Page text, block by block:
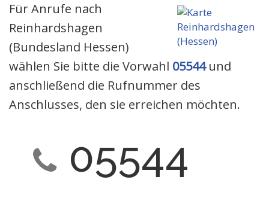
Für Anrufe nach
Reinhardshagen
(Bundesland Hessen)
wählen Sie bitte die Vorwahl 05544und
anschließend die Rufnummer des
Anschlusses, den sie erreichen möchten.
05544